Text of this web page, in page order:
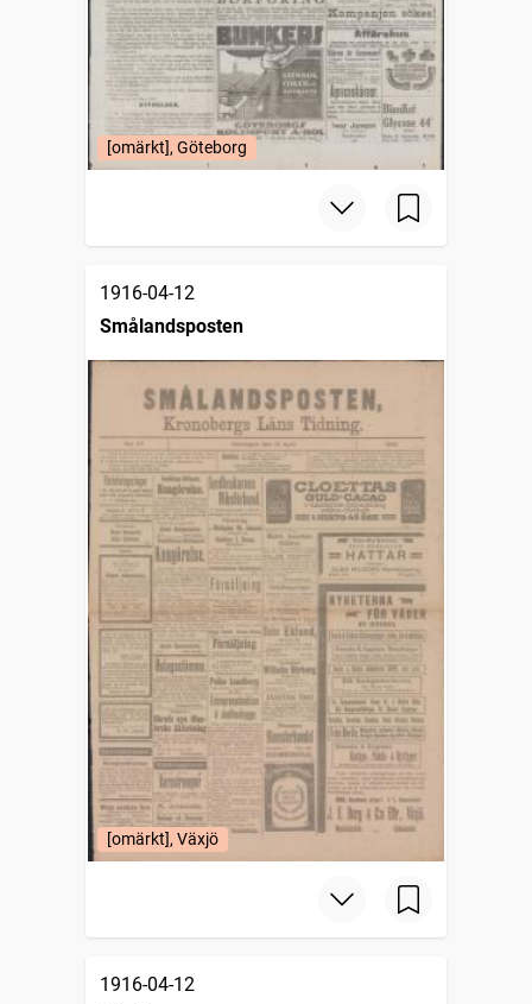
[omärkt], Göteborg
1916-04-12
Smålandsposten
[omärkt], Växjö
1916-04-12